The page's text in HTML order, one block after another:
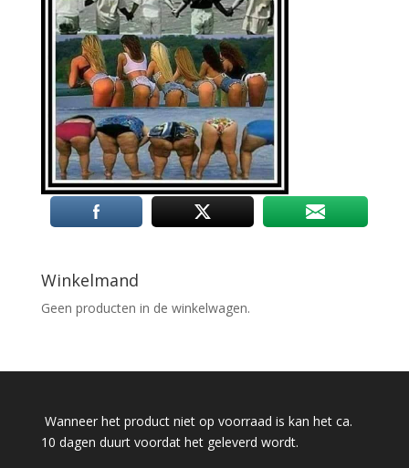
Winkelmand
Geen producten in de winkelwagen.
Wanneer het product niet op voorraad is kan het ca.
10 dagen duurt voordat het geleverd wordt.